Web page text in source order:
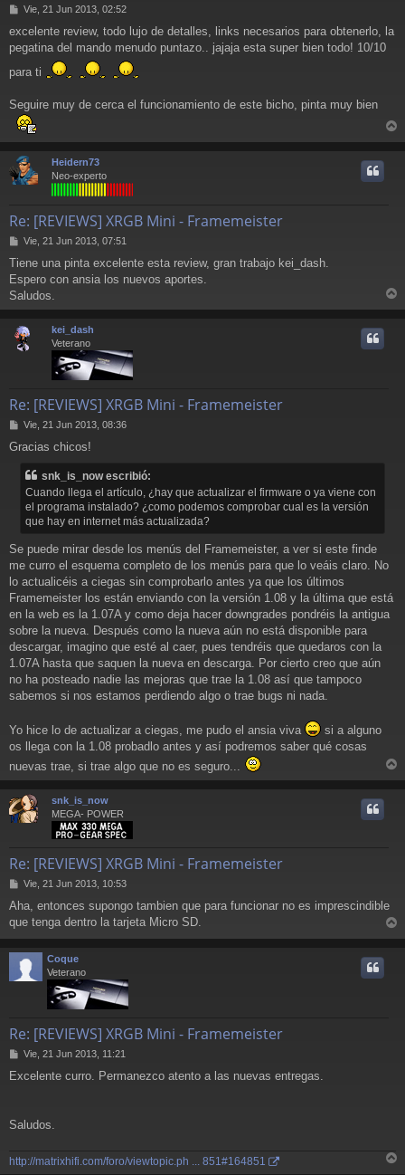
M
n
s
j
Vie, 21 Jun 2013, 02:52
excelente review, todo lujo de detalles, links necesarios para obtenerlo, la
pegatina del mando menudo puntazo.. jajaja esta super bien todo! 10/10
para ti
Seguire muy de cerca el funcionamiento de este bicho, pinta muy bien
r
Heidern73
Neo-experto
Re: [REVIEWS] XRGB Mini - Framemeister
M
n
s
a
j
Vie, 21 Jun 2013, 07:51
Tiene una pinta excelente esta review, gran trabajo kei_dash.
Espero con ansia los nuevos aportes.
Saludos.
r
kei_dash
Veterano
Re: [REVIEWS] XRGB Mini - Framemeister
M
n
Vie, 21 Jun 2013, 08:36
Gracias chicos!
snk_is_now escribió:
Cuando llega el artículo, ¿hay que actualizar el firmware o ya viene con
el programa instalado? ¿como podemos comprobar cual es la versión
que hay en internet más actualizada?
Se puede mirar desde los menús del Framemeister, a ver si este finde
me curro el esquema completo de los menús para que lo veáis claro. No
lo actualicéis a ciegas sin comprobarlo antes ya que los últimos
Framemeister los están enviando con la versión 1.08 y la última que está
en la web es la 1.07A y como deja hacer downgrades pondréis la antigua
sobre la nueva. Después como la nueva aún no está disponible para
descargar, imagino que esté al caer, pues tendréis que quedaros con la
1.07A hasta que saquen la nueva en descarga. Por cierto creo que aún
no ha posteado nadie las mejoras que trae la 1.08 así que tampoco
sabemos si nos estamos perdiendo algo o trae bugs ni nada.
Yo hice lo de actualizar a ciegas, me pudo el ansia viva
si a alguno
os llega con la 1.08 probadlo antes y así podremos saber qué cosas
nuevas trae, si trae algo que no es seguro...
r
snk_is_now
MEGA- POWER
Re: [REVIEWS] XRGB Mini - Framemeister
M
n
s
a
j
e
Vie, 21 Jun 2013, 10:53
Aha, entonces supongo tambien que para funcionar no es imprescindible
que tenga dentro la tarjeta Micro SD.
r
Coque
Veterano
Re: [REVIEWS] XRGB Mini - Framemeister
M
n
j
Vie, 21 Jun 2013, 11:21
Excelente curro. Permanezco atento a las nuevas entregas.
Saludos.
http://matrixhifi.com/foro/viewtopic.ph ... 851#164851
r